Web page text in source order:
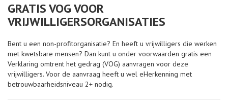
GRATIS VOG VOOR
VRIJWILLIGERSORGANISATIES
Bent u een non-profitorganisatie? En heeft u vrijwilligers die werken
met kwetsbare mensen? Dan kunt u onder voorwaarden gratis een
Verklaring omtrent het gedrag (VOG) aanvragen voor deze
vrijwilligers. Voor de aanvraag heeft u wel eHerkenning met
betrouwbaarheidsniveau 2+ nodig.